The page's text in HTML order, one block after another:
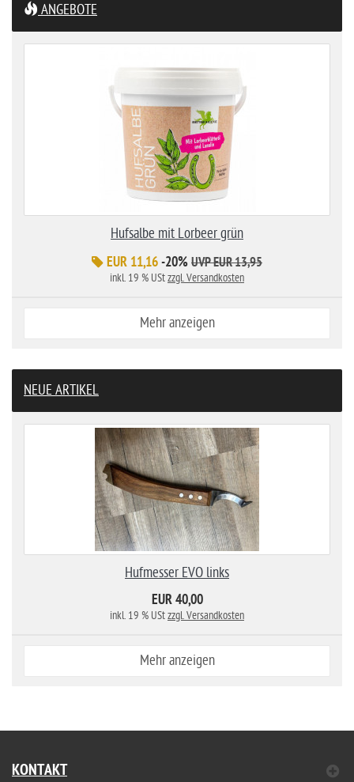
ANGEBOTE
Hufsalbe mit Lorbeer grün
EUR 11,16-20% UVP EUR 13,95
inkl. 19 % UStzzgl. Versandkosten
Mehr anzeigen
NEUE ARTIKEL
Hufmesser EVO links
EUR 40,00
inkl. 19 % UStzzgl. Versandkosten
Mehr anzeigen
KONTAKT